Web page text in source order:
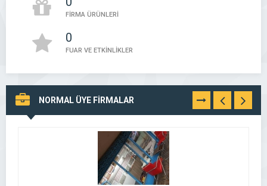
FİRMA ÜRÜNLERİ
0
FUAR VE ETKİNLİKLER
NORMAL ÜYE FİRMALAR TÜMÜNÜ
GÖR